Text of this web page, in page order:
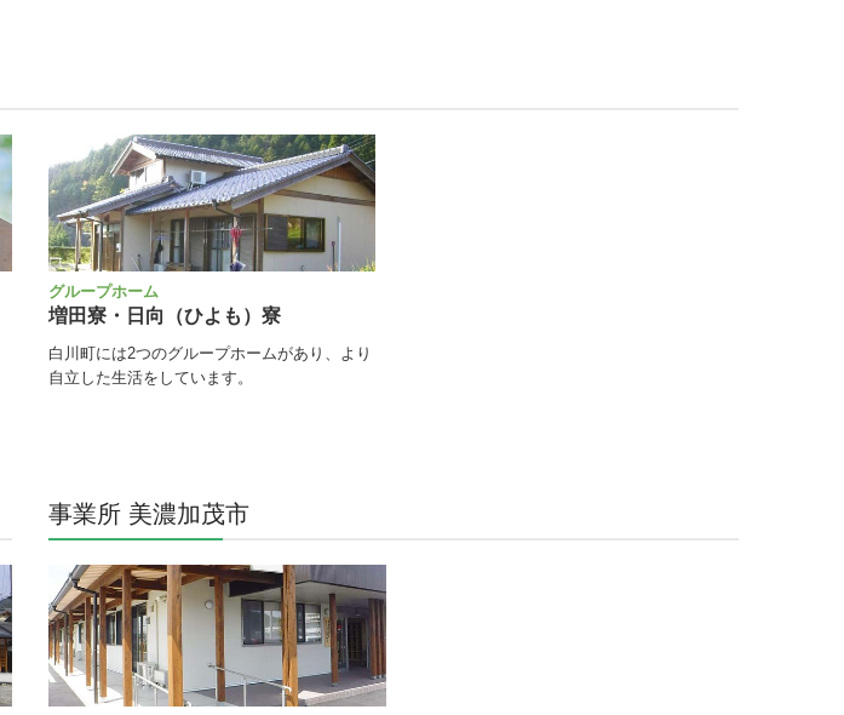
グループホーム
増田寮・日向（ひよも）寮
白川町には2つのグループホームがあり、より
自立した生活をしています。
事業所 美濃加茂市